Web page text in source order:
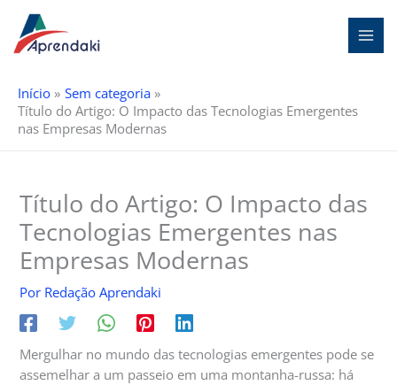
para
Início
Sem categoria
Título do Artigo: O Impacto das Tecnologias Emergentes
nas Empresas Modernas
Título do Artigo: O Impacto das
Tecnologias Emergentes nas
Empresas Modernas
Por Redação Aprendaki
Mergulhar no mundo das tecnologias emergentes pode se
assemelhar a um passeio em uma montanha-russa: há